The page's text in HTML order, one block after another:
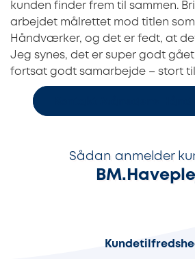
kunden finder frem til sammen.
arbejdet målrettet mod titlen
Håndværker, og det er fedt, at
Jeg synes, det er super godt
fortsat godt samarbejde – stort
Sådan anmelder